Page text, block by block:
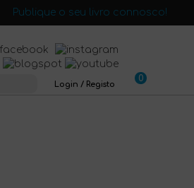
Publique o seu livro connosco!
Login / Registo
0